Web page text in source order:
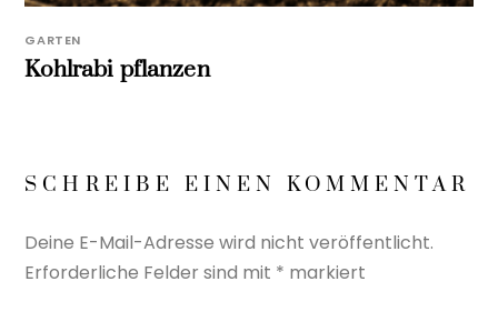
GARTEN
Kohlrabi pflanzen
SCHREIBE EINEN KOMMENTAR
Deine E-Mail-Adresse wird nicht veröffentlicht.
Erforderliche Felder sind mit * markiert